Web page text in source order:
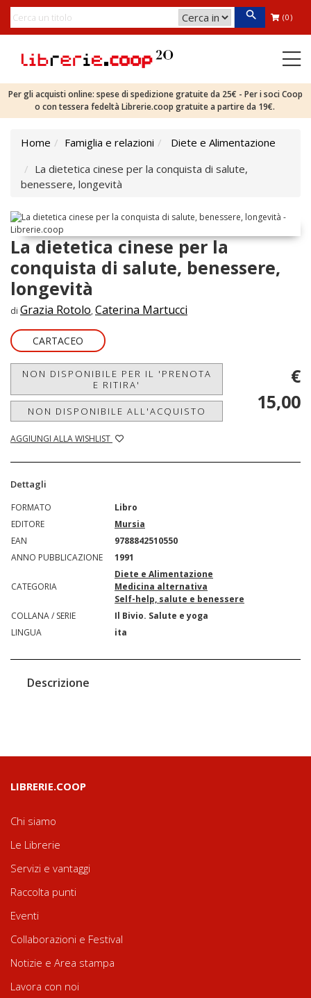
(0)
Per gli acquisti online: spese di spedizione gratuite da 25€ - Per i soci Coop
o con tessera fedeltà Librerie.coop gratuite a partire da 19€.
Home Famiglia e relazioni
Diete e Alimentazione
La dietetica cinese per la conquista di salute,
benessere, longevità
La dietetica cinese per la
conquista di salute, benessere,
longevità
di Grazia Rotolo, Caterina Martucci
CARTACEO
NON DISPONIBILE PER IL 'PRENOTA
E RITIRA'
NON DISPONIBILE ALL'ACQUISTO
AGGIUNGI ALLA WISHLIST
€
15,00
Dettagli
FORMATO
Libro
EDITORE
Mursia
EAN
9788842510550
ANNO PUBBLICAZIONE
1991
CATEGORIA
Diete e Alimentazione
Medicina alternativa
Self-help, salute e benessere
COLLANA / SERIE
Il Bivio. Salute e yoga
LINGUA
ita
Descrizione
LIBRERIE.COOP
Chi siamo
Le Librerie
Servizi e vantaggi
Raccolta punti
Eventi
Collaborazioni e Festival
Notizie e Area stampa
Lavora con noi